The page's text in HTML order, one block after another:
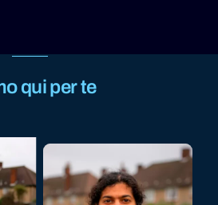
qui per te